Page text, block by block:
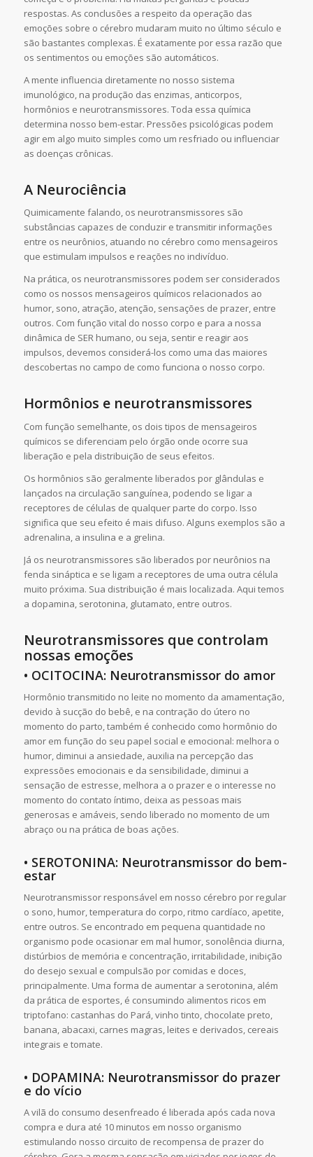
respostas. As conclusões a respeito da operação das
emoções sobre o cérebro mudaram muito no último século e
são bastantes complexas. É exatamente por essa razão que
os sentimentos ou emoções são automáticos.
A mente influencia diretamente no nosso sistema
imunológico, na produção das enzimas, anticorpos,
hormônios e neurotransmissores. Toda essa química
determina nosso bem-estar. Pressões psicológicas podem
agir em algo muito simples como um resfriado ou influenciar
as doenças crônicas.
A Neurociência
Quimicamente falando, os neurotransmissores são
substâncias capazes de conduzir e transmitir informações
entre os neurônios, atuando no cérebro como mensageiros
que estimulam impulsos e reações no indivíduo.
Na prática, os neurotransmissores podem ser considerados
como os nossos mensageiros químicos relacionados ao
humor, sono, atração, atenção, sensações de prazer, entre
outros. Com função vital do nosso corpo e para a nossa
dinâmica de SER humano, ou seja, sentir e reagir aos
impulsos, devemos considerá-los como uma das maiores
descobertas no campo de como funciona o nosso corpo.
Hormônios e neurotransmissores
Com função semelhante, os dois tipos de mensageiros
químicos se diferenciam pelo órgão onde ocorre sua
liberação e pela distribuição de seus efeitos.
Os hormônios são geralmente liberados por glândulas e
lançados na circulação sanguínea, podendo se ligar a
receptores de células de qualquer parte do corpo. Isso
significa que seu efeito é mais difuso. Alguns exemplos são a
adrenalina, a insulina e a grelina.
Já os neurotransmissores são liberados por neurônios na
fenda sináptica e se ligam a receptores de uma outra célula
muito próxima. Sua distribuição é mais localizada. Aqui temos
a dopamina, serotonina, glutamato, entre outros.
Neurotransmissores que controlam
nossas emoções
• OCITOCINA: Neurotransmissor do amor
Hormônio transmitido no leite no momento da amamentação,
devido à sucção do bebê, e na contração do útero no
momento do parto, também é conhecido como hormônio do
amor em função do seu papel social e emocional: melhora o
humor, diminui a ansiedade, auxilia na percepção das
expressões emocionais e da sensibilidade, diminui a
sensação de estresse, melhora a o prazer e o interesse no
momento do contato íntimo, deixa as pessoas mais
generosas e amáveis, sendo liberado no momento de um
abraço ou na prática de boas ações.
• SEROTONINA: Neurotransmissor do bem-
estar
Neurotransmissor responsável em nosso cérebro por regular
o sono, humor, temperatura do corpo, ritmo cardíaco, apetite,
entre outros. Se encontrado em pequena quantidade no
organismo pode ocasionar em mal humor, sonolência diurna,
distúrbios de memória e concentração, irritabilidade, inibição
do desejo sexual e compulsão por comidas e doces,
principalmente. Uma forma de aumentar a serotonina, além
da prática de esportes, é consumindo alimentos ricos em
triptofano: castanhas do Pará, vinho tinto, chocolate preto,
banana, abacaxi, carnes magras, leites e derivados, cereais
integrais e tomate.
• DOPAMINA: Neurotransmissor do prazer
e do vício
A vilã do consumo desenfreado é liberada após cada nova
compra e dura até 10 minutos em nosso organismo
estimulando nosso circuito de recompensa de prazer do